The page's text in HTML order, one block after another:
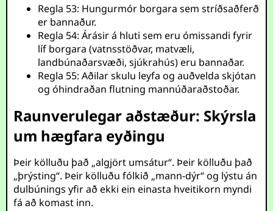
Regla 53: Hungurmór borgara sem stríðsaðferð
er bannaður.
Regla 54: Árásir á hluti sem eru ómissandi fyrir
líf borgara (vatnsstöðvar, matvæli,
landbúnaðarsvæði, sjúkrahús) eru bannaðar.
Regla 55: Aðilar skulu leyfa og auðvelda skjótan
og óhindraðan flutning mannúðaraðstoðar.
Raunverulegar aðstæður: Skýrsla
um hægfara eyðingu
Þeir kölluðu það „algjört umsátur“. Þeir kölluðu það
„þrýsting“. Þeir kölluðu fólkið „mann-dýr“ og lýstu án
dulbúnings yfir að ekki ein einasta hveitikorn myndi
fá að komast inn.